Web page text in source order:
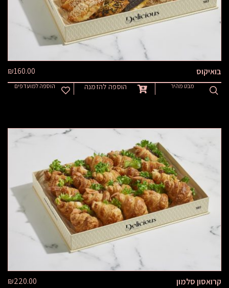
בואיקוס ₪160.00
הוספה למועדפים הוספה להזמנה מבט מהיר
קרואסון סלמון ₪220.00